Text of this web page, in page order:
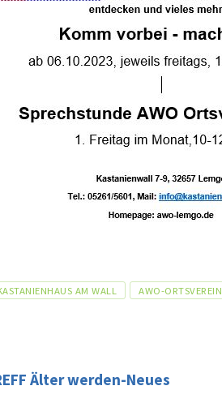
AM WALL AWO-ORTSVEREIN
Älter werden-Neues